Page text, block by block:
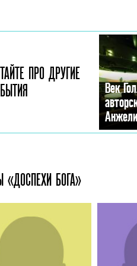
ПРО ДРУГИЕ
Век
«ДОСПЕХИ БОГА»